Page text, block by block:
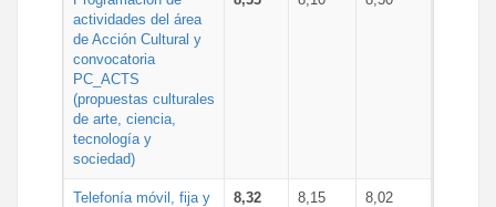
actividades del área
de Acción Cultural y
convocatoria
PC_ACTS
(propuestas culturales
de arte, ciencia,
tecnología y
sociedad)
Telefonía móvil, fija y
8,32 8,15 8,02